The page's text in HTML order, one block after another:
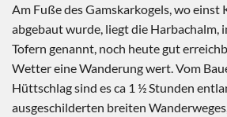
Am Fuße des Gamskarkogels, wo einst
abgebaut wurde, liegt die Harbachalm,
Tofern genannt, noch heute gut
Wetter eine Wanderung wert. Vom
Hüttschlag sind es ca 1 ½ Stunden
ausgeschilderten breiten